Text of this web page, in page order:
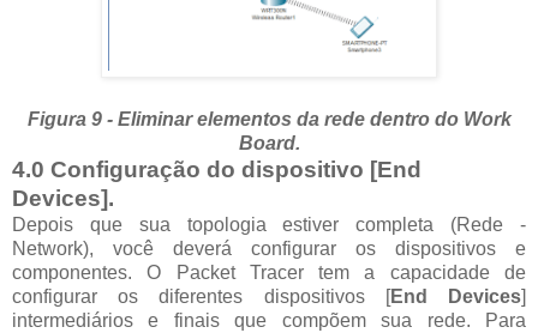
Figura 9 - Eliminar elementos da rede dentro do Work
Board.
4.0 Configuração do dispositivo [End
Devices].
Depois que sua topologia estiver completa (Rede -
Network), você deverá configurar os dispositivos e
componentes. O Packet Tracer tem a capacidade de
configurar os diferentes dispositivos [End Devices]
intermediários e finais que compõem sua rede. Para